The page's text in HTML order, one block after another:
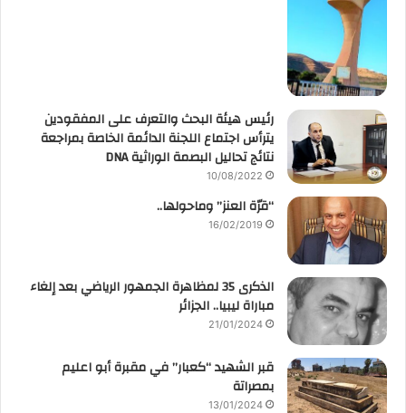
رئيس هيئة البحث والتعرف على المفقودين
يترأس اجتماع اللجنة الدائمة الخاصة بمراجعة
نتائج تحاليل البصمة الوراثية DNA
10/08/2022
“قرّة العنز” وماحولها..
16/02/2019
الذكرى 35 لمظاهرة الجمهور الرياضي بعد إلغاء
مباراة ليبيا.. الجزائر
21/01/2024
قبر الشهيد “كعبار” في مقبرة أبو اعليم
بمصراتة
13/01/2024